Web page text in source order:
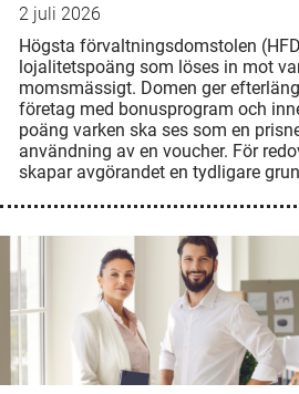
2 juli 2026
Högsta förvaltningsdomstolen
lojalitetspoäng som löses in mot
momsmässigt. Domen ger
företag med bonusprogram och
poäng varken ska ses som en
användning av en voucher. För
skapar avgörandet en tydligare